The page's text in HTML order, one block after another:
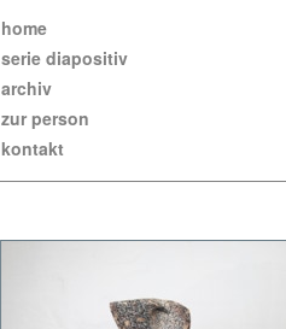
home
serie diapositiv
archiv
zur person
kontakt